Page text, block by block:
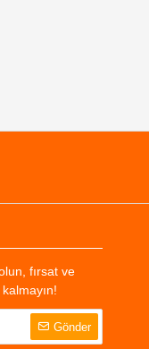
fırsat ve
Gönder